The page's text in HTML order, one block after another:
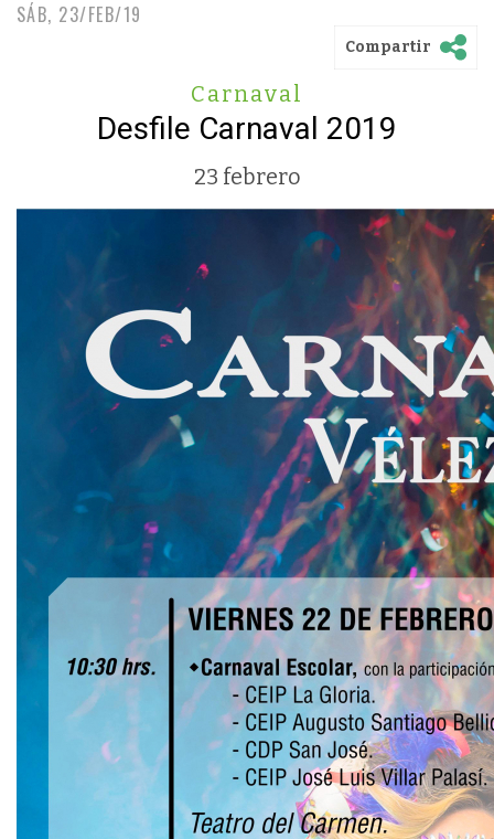
SÁB, 23/FEB/19
Compartir
Carnaval
Desfile Carnaval 2019
23 febrero